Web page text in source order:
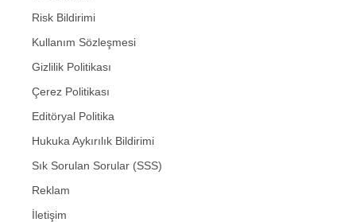
Risk Bildirimi
Kullanım Sözleşmesi
Gizlilik Politikası
Çerez Politikası
Editöryal Politika
Hukuka Aykırılık Bildirimi
Sık Sorulan Sorular (SSS)
Reklam
İletişim